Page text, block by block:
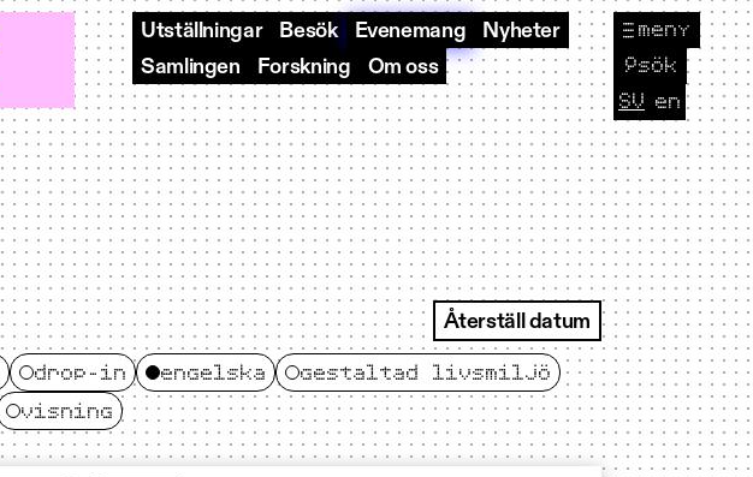
Utställningar Besök Evenemang
Nyheter
Samlingen
Forskning Om oss
meny
🔎sök
CURRENT
SV Byt
en
Återställ datum
drop-in engelska
gestaltad livsmiljö
visning